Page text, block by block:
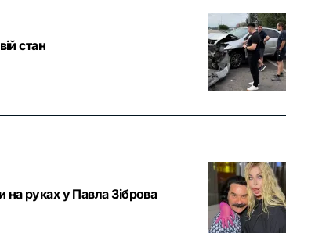
стан
на руках у Павла Зіброва